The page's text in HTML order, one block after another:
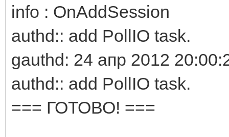
info : OnAddSession
authd:: add PollIO task.
gauthd: 24 апр 2012
authd:: add PollIO task.
=== ГОТОВО! ===